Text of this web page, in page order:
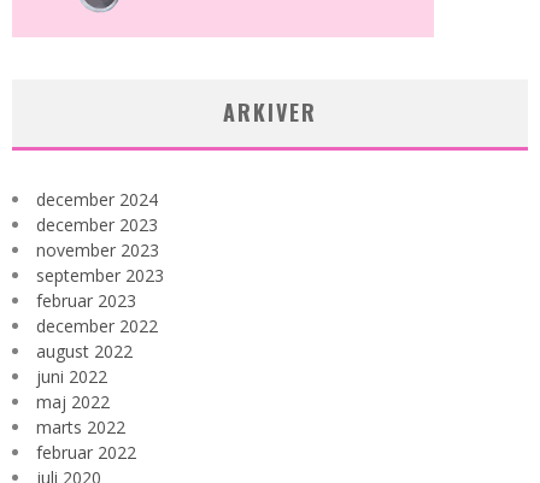
ARKIVER
december 2024
december 2023
november 2023
september 2023
februar 2023
december 2022
august 2022
juni 2022
maj 2022
marts 2022
februar 2022
juli 2020